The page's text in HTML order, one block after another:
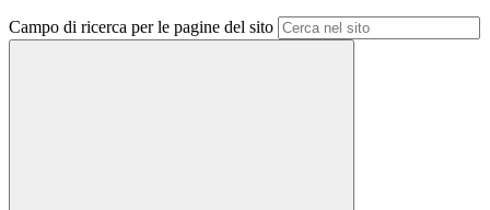
Campo di ricerca per le pagine del sito